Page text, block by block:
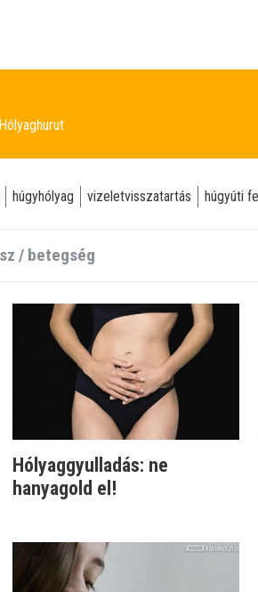
Hólyaghurut
húgyhólyag vizeletvisszatartás húgyúti
Hólyaggyulladás: ne
hanyagold el!